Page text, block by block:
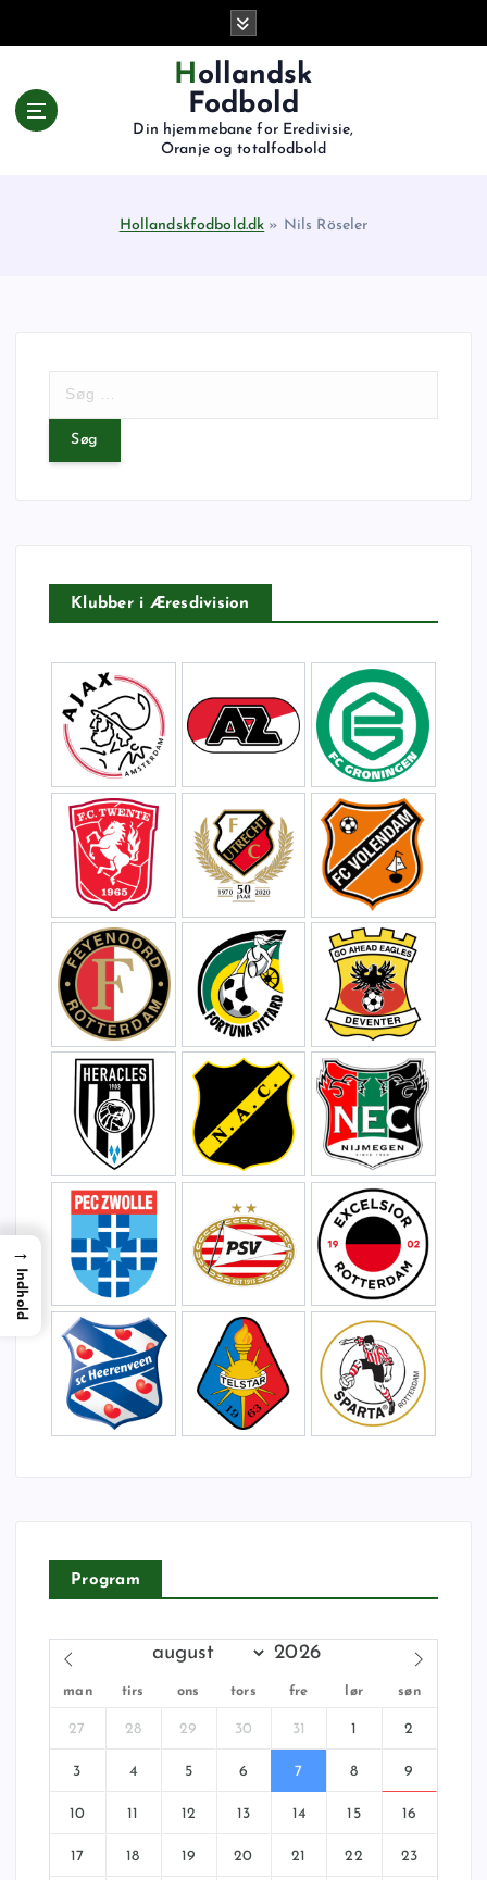
Hollandsk
Fodbold
Din hjemmebane for Eredivisie,
Oranje og totalfodbold
Hollandskfodbold.dk » Nils Röseler
:
Klubber i Æresdivision
Program
man tirs ons tors fre lør søn
27 28 29 30 31 1 2
3 4 5 6 7 8 9
10 11 12 13 14 15 16
17 18 19 20 21 22 23
→
Indhold